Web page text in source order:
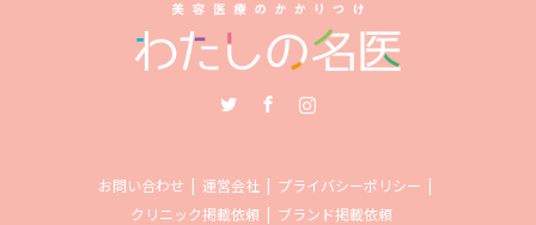
お問い合わせ 運営会社
プライバシーポリシー
クリニック掲載依頼
ブランド掲載依頼